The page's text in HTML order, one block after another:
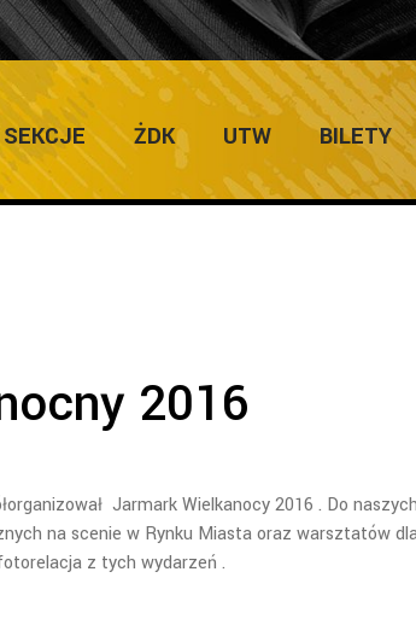
SEKCJE ŻDK UTW BILETY
2016
Jarmark Wielkanocy 2016 . Do
na scenie w Rynku Miasta oraz warsztatów
z tych wydarzeń .